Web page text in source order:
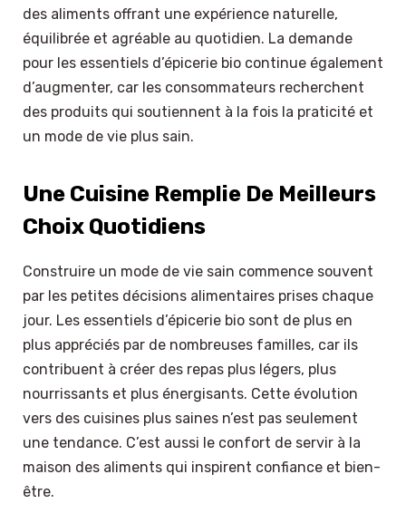
des aliments offrant une expérience naturelle,
équilibrée et agréable au quotidien. La demande
pour les essentiels d’épicerie bio continue également
d’augmenter, car les consommateurs recherchent
des produits qui soutiennent à la fois la praticité et
un mode de vie plus sain.
Une Cuisine Remplie De Meilleurs
Choix Quotidiens
Construire un mode de vie sain commence souvent
par les petites décisions alimentaires prises chaque
jour. Les essentiels d’épicerie bio sont de plus en
plus appréciés par de nombreuses familles, car ils
contribuent à créer des repas plus légers, plus
nourrissants et plus énergisants. Cette évolution
vers des cuisines plus saines n’est pas seulement
une tendance. C’est aussi le confort de servir à la
maison des aliments qui inspirent confiance et bien-
être.